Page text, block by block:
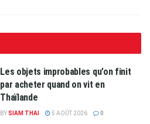
Les objets improbables qu’on finit
par acheter quand on vit en
Thaïlande
BYSIAM THAI 5 AOÛT 2026 0